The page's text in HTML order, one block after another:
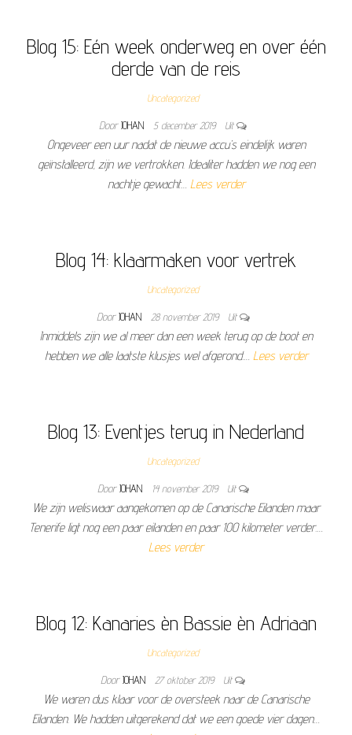
Blog 15: Eén week onderweg en over één
derde van de reis
Uncategorized
Door JOHAN 5 december 2019 Uit
Ongeveer een uur nadat de nieuwe accu’s eindelijk waren
geïnstalleerd, zijn we vertrokken. Idealiter hadden we nog een
nachtje gewacht… Lees verder
Blog 14: klaarmaken voor vertrek
Uncategorized
Door JOHAN 28 november 2019 Uit
Inmiddels zijn we al meer dan een week terug op de boot en
hebben we alle laatste klusjes wel afgerond.… Lees verder
Blog 13: Eventjes terug in Nederland
Uncategorized
Door JOHAN 14 november 2019 Uit
We zijn weliswaar aangekomen op de Canarische Eilanden maar
Tenerife ligt nog een paar eilanden en paar 100 kilometer verder.…
Lees verder
Blog 12: Kanaries èn Bassie èn Adriaan
Uncategorized
Door JOHAN 27 oktober 2019 Uit
We waren dus klaar voor de oversteek naar de Canarische
Eilanden. We hadden uitgerekend dat we een goede vier dagen…